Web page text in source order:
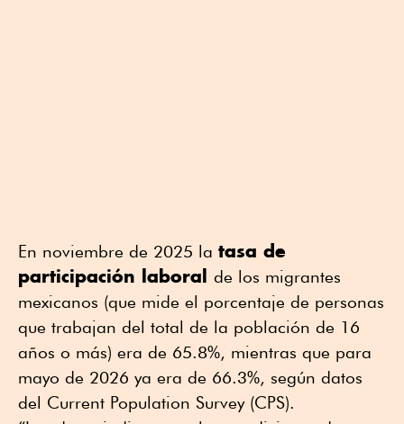
En noviembre de 2025 la tasa de
participación laboral de los migrantes
mexicanos (que mide el porcentaje de personas
que trabajan del total de la población de 16
años o más) era de 65.8%, mientras que para
mayo de 2026 ya era de 66.3%, según datos
del Current Population Survey (CPS).